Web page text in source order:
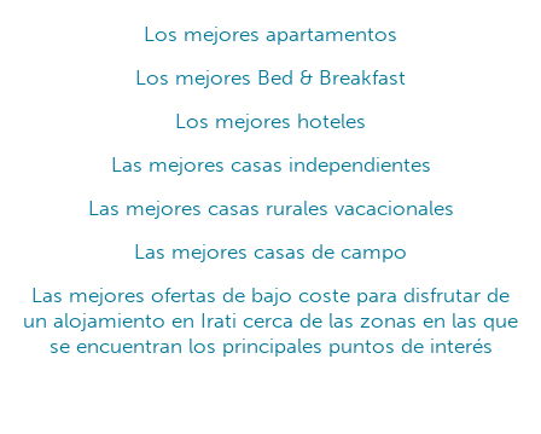
Los mejores apartamentos
Los mejores Bed & Breakfast
Los mejores hoteles
Las mejores casas independientes
Las mejores casas rurales vacacionales
Las mejores casas de campo
Las mejores ofertas de bajo coste para disfrutar de
un alojamiento en Irati cerca de las zonas en las que
se encuentran los principales puntos de interés